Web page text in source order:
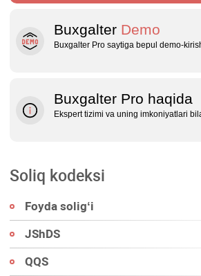
Buxgalter Demo
Buxgalter Pro saytiga bepul
Buxgalter Pro haqida
Ekspert tizimi va uning imkoniyatlari
Soliq kodeksi
Foyda soligʻi
JShDS
QQS